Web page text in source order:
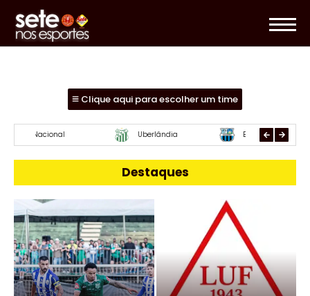
Clique aqui para escolher um time
Mamoré URT
Destaques